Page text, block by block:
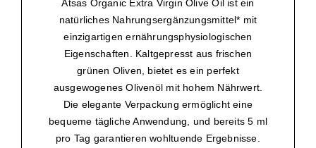
Atsas Organic Extra Virgin Olive Oil ist ein
natürliches Nahrungsergänzungsmittel* mit
einzigartigen ernährungsphysiologischen
Eigenschaften. Kaltgepresst aus frischen
grünen Oliven, bietet es ein perfekt
ausgewogenes Olivenöl mit hohem Nährwert.
Die elegante Verpackung ermöglicht eine
bequeme tägliche Anwendung, und bereits 5 ml
pro Tag garantieren wohltuende Ergebnisse.